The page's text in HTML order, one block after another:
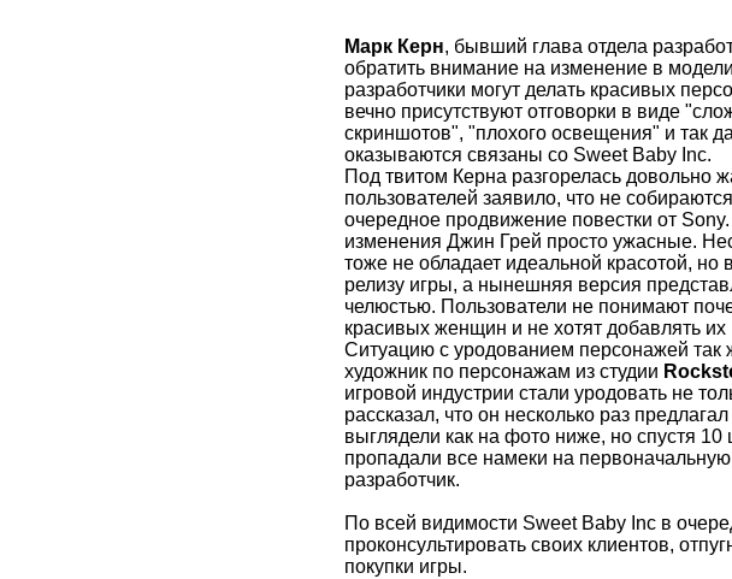
Марк Керн, бывший глава отдела
обратить внимание на изменение в
разработчики могут делать красивых
вечно присутствуют отговорки в виде
скриншотов", "плохого освещения" и так
оказываются связаны со Sweet Baby Inc.
Под твитом Керна разгорелась довольно
пользователей заявило, что не
очередное продвижение повестки от
изменения Джин Грей просто ужасные.
тоже не обладает идеальной красотой,
релизу игры, а нынешняя версия
челюстью. Пользователи не понимают
красивых женщин и не хотят добавлять их
Cитуацию с уродованием персонажей так
художник по персонажам из студии
игровой индустрии стали уродовать не
рассказал, что он несколько раз
выглядели как на фото ниже, но спустя
пропадали все намеки на первоначальную
разработчик.
По всей видимости Sweet Baby Inc в
проконсультировать своих клиентов,
покупки игры.